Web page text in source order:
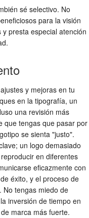
sé selectivo. No
para la visión
presta especial atención
y mejoras en tu
en la tipografía, un
una revisión más
que tengas que pasar por
se sienta "justo".
un logo demasiado
en diferentes
eficazmente con
éxito, y el proceso de
No tengas miedo de
inversión de tiempo en
marca más fuerte.